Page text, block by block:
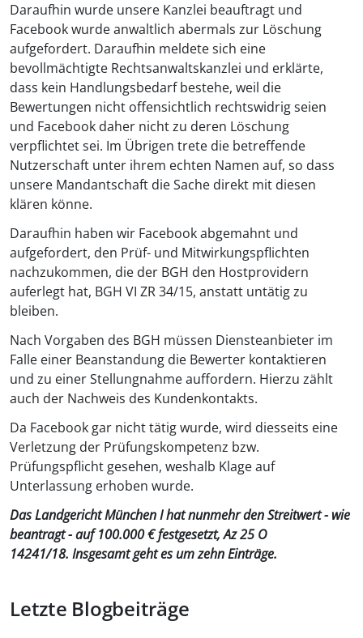
Daraufhin wurde unsere Kanzlei beauftragt und
Facebook wurde anwaltlich abermals zur Löschung
aufgefordert. Daraufhin meldete sich eine
bevollmächtigte Rechtsanwaltskanzlei und erklärte,
dass kein Handlungsbedarf bestehe, weil die
Bewertungen nicht offensichtlich rechtswidrig seien
und Facebook daher nicht zu deren Löschung
verpflichtet sei. Im Übrigen trete die betreffende
Nutzerschaft unter ihrem echten Namen auf, so dass
unsere Mandantschaft die Sache direkt mit diesen
klären könne.
Daraufhin haben wir Facebook abgemahnt und
aufgefordert, den Prüf- und Mitwirkungspflichten
nachzukommen, die der BGH den Hostprovidern
auferlegt hat, BGH VI ZR 34/15, anstatt untätig zu
bleiben.
Nach Vorgaben des BGH müssen Diensteanbieter im
Falle einer Beanstandung die Bewerter kontaktieren
und zu einer Stellungnahme auffordern. Hierzu zählt
auch der Nachweis des Kundenkontakts.
Da Facebook gar nicht tätig wurde, wird diesseits eine
Verletzung der Prüfungskompetenz bzw.
Prüfungspflicht gesehen, weshalb Klage auf
Unterlassung erhoben wurde.
Das Landgericht München I hat nunmehr den Streitwert - wie
beantragt - auf 100.000 € festgesetzt, Az 25 O
14241/18. Insgesamt geht es um zehn Einträge.
Letzte Blogbeiträge